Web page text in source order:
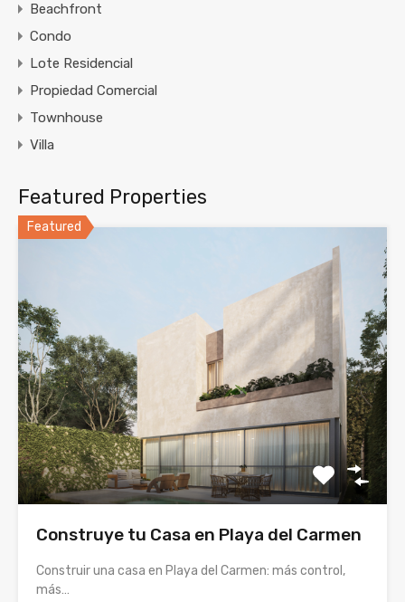
Beachfront
Condo
Lote Residencial
Propiedad Comercial
Townhouse
Villa
Featured Properties
Featured
Construye tu Casa en Playa del Carmen
Construir una casa en Playa del Carmen: más control,
más…